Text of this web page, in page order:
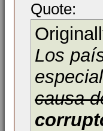
Quote:
Los
causa